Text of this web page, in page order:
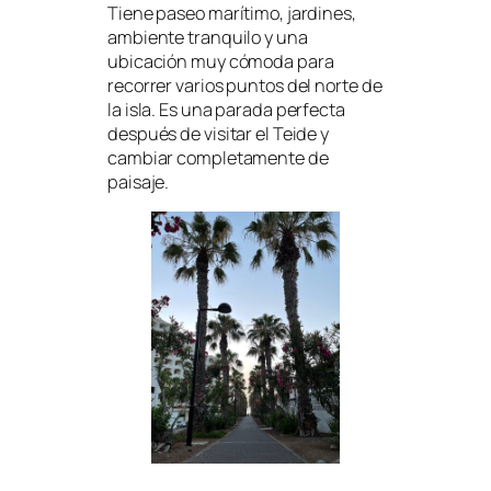
Tiene paseo marítimo, jardines,
ambiente tranquilo y una
ubicación muy cómoda para
recorrer varios puntos del norte de
la isla. Es una parada perfecta
después de visitar el Teide y
cambiar completamente de
paisaje.